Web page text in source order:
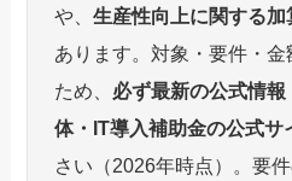
や、生産性向上に関する加
あります。対象・要件・
ため、 必ず最新の公式情
体・IT導入補助金の公式サ
さい（2026年時点）。要